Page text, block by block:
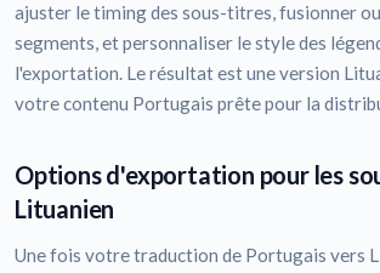
ajuster le timing des sous-titres, fusionner
segments, et personnaliser le style des
l'exportation. Le résultat est une version
votre contenu Portugais prête pour la
Options d'exportation pour les
Lituanien
Une fois votre traduction de Portugais vers